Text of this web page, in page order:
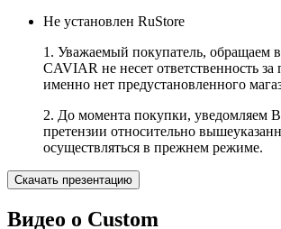
Не установлен RuStore
1. Уважаемый покупатель, обращаем
CAVIAR не несет ответственность
именно нет предустановленного
2. До момента покупки, уведомляем
претензии относительно
осуществляться в прежнем режиме.
Скачать презентацию
Видео о Custom